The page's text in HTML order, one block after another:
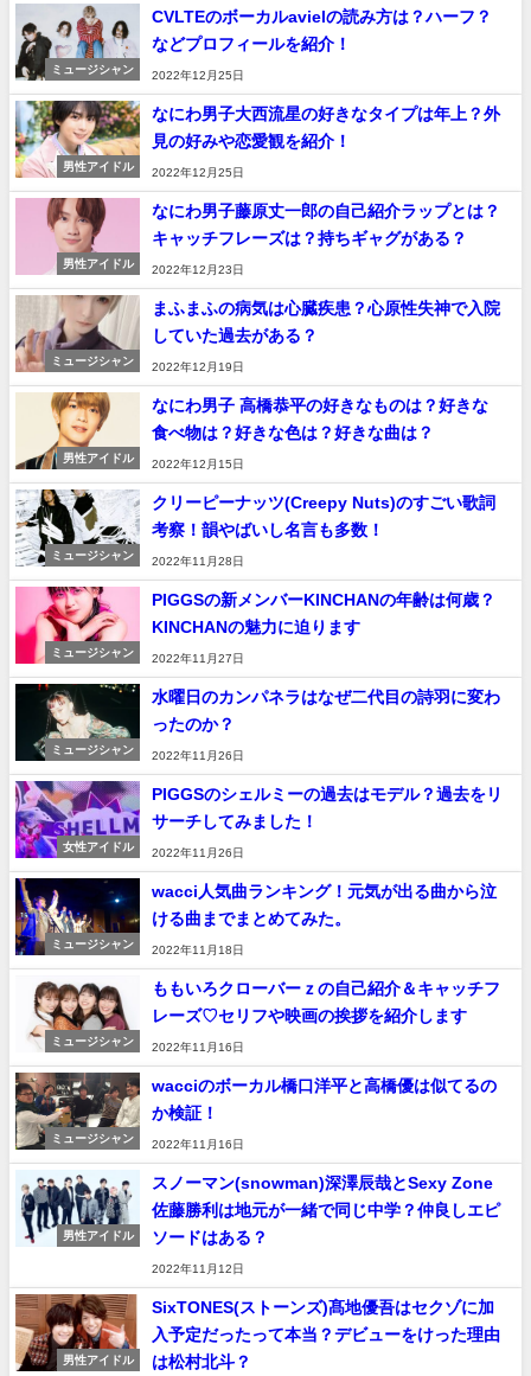
ミュージシャン
CVLTEのボーカルavielの読み方は？ハーフ？
などプロフィールを紹介！
2022年12月25日
男性アイドル
なにわ男子大西流星の好きなタイプは年上？外
見の好みや恋愛観を紹介！
2022年12月25日
男性アイドル
なにわ男子藤原丈一郎の自己紹介ラップとは？
キャッチフレーズは？持ちギャグがある？
2022年12月23日
ミュージシャン
まふまふの病気は心臓疾患？心原性失神で入院
していた過去がある？
2022年12月19日
男性アイドル
なにわ男子 高橋恭平の好きなものは？好きな
食べ物は？好きな色は？好きな曲は？
2022年12月15日
ミュージシャン
クリーピーナッツ(Creepy Nuts)のすごい歌詞
考察！韻やばいし名言も多数！
2022年11月28日
ミュージシャン
PIGGSの新メンバーKINCHANの年齢は何歳？
KINCHANの魅力に迫ります
2022年11月27日
ミュージシャン
水曜日のカンパネラはなぜ二代目の詩羽に変わ
ったのか？
2022年11月26日
女性アイドル
PIGGSのシェルミーの過去はモデル？過去をリ
サーチしてみました！
2022年11月26日
ミュージシャン
wacci人気曲ランキング！元気が出る曲から泣
ける曲までまとめてみた。
2022年11月18日
ミュージシャン
ももいろクローバーｚの自己紹介＆キャッチフ
レーズ♡セリフや映画の挨拶を紹介します
2022年11月16日
ミュージシャン
wacciのボーカル橋口洋平と高橋優は似てるの
か検証！
2022年11月16日
男性アイドル
スノーマン(snowman)深澤辰哉とSexy Zone
佐藤勝利は地元が一緒で同じ中学？仲良しエピ
ソードはある？
2022年11月12日
男性アイドル
SixTONES(ストーンズ)髙地優吾はセクゾに加
入予定だったって本当？デビューをけった理由
は松村北斗？